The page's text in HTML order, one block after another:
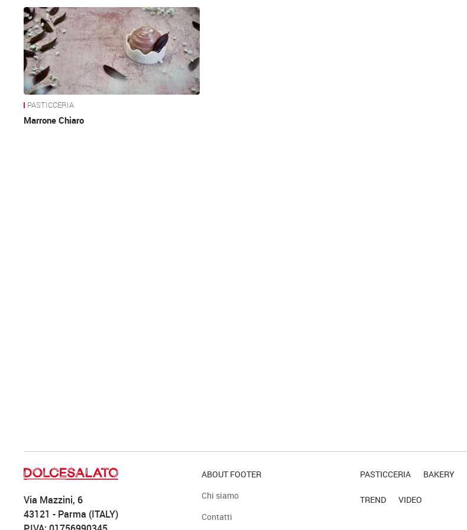
News
PASTICCERIA
Marrone Chiaro
Via Mazzini, 6
43121 - Parma (ITALY)
ABOUT FOOTER
Chi siamo
Contatti
PASTICCERIA BAKERY
TREND VIDEO